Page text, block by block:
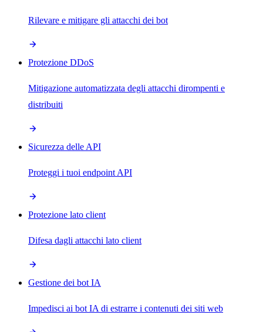
Rilevare e mitigare gli attacchi dei bot
Protezione DDoS
Mitigazione automatizzata degli attacchi dirompenti e
distribuiti
Sicurezza delle API
Proteggi i tuoi endpoint API
Protezione lato client
Difesa dagli attacchi lato client
Gestione dei bot IA
Impedisci ai bot IA di estrarre i contenuti dei siti web